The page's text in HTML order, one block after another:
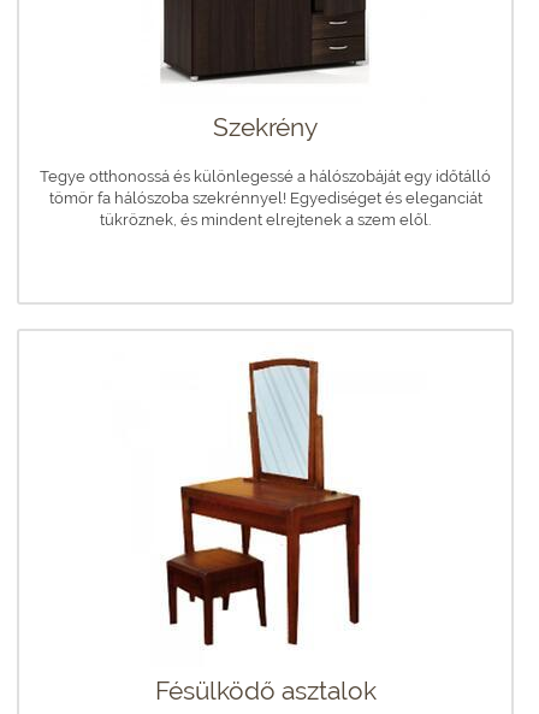
Szekrény
Tegye otthonossá és különlegessé a hálószobáját egy időtálló
tömör fa hálószoba szekrénnyel! Egyediséget és eleganciát
tükröznek, és mindent elrejtenek a szem elől.
Fésülködő asztalok